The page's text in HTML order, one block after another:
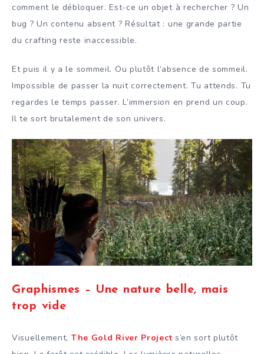
comment le débloquer. Est-ce un objet à rechercher ? Un
bug ? Un contenu absent ? Résultat : une grande partie
du crafting reste inaccessible.
Et puis il y a le sommeil. Ou plutôt l’absence de sommeil.
Impossible de passer la nuit correctement. Tu attends. Tu
regardes le temps passer. L’immersion en prend un coup.
Il te sort brutalement de son univers.
Graphismes – Une nature belle, mais
trop vide
Visuellement, The Gold River Project s’en sort plutôt